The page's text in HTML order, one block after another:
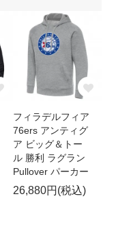
フィラデルフィア
76ers アンティグ
ア ビッグ＆トー
ル 勝利 ラグラン
Pullover パーカー
26,880円(税込)